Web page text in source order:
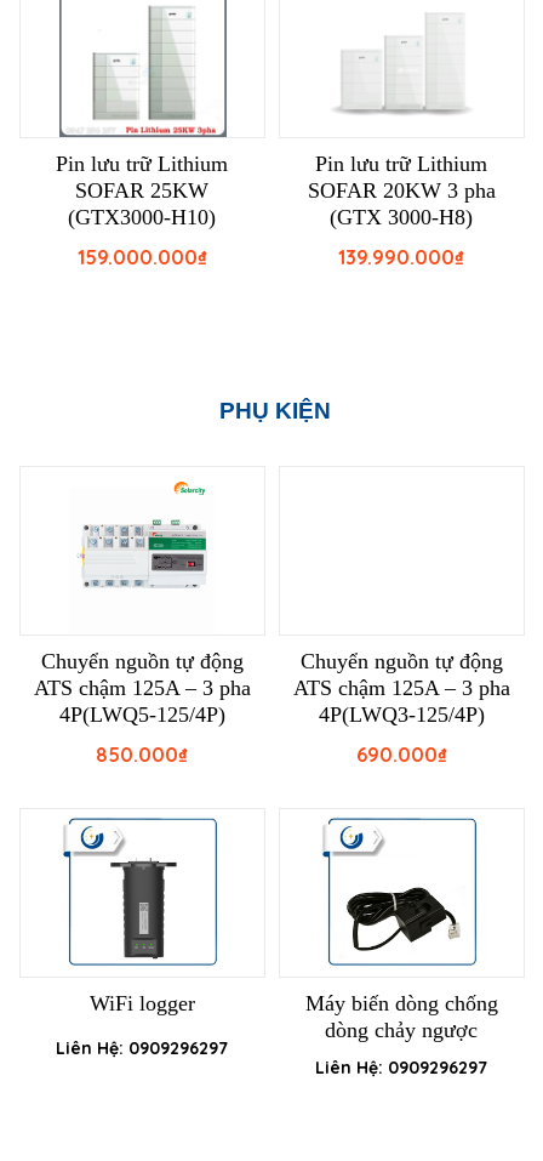
Pin lưu trữ Lithium
SOFAR 25KW
(GTX3000-H10)
₫
159.000.000
Pin lưu trữ Lithium
SOFAR 20KW 3 pha
(GTX 3000-H8)
₫
139.990.000
PHỤ KIỆN
Chuyển nguồn tự động
ATS chậm 125A – 3 pha
4P(LWQ5-125/4P)
₫
850.000
Chuyển nguồn tự động
ATS chậm 125A – 3 pha
4P(LWQ3-125/4P)
₫
690.000
WiFi logger
Liên Hệ: 0909296297
Máy biến dòng chống
dòng chảy ngược
Liên Hệ: 0909296297